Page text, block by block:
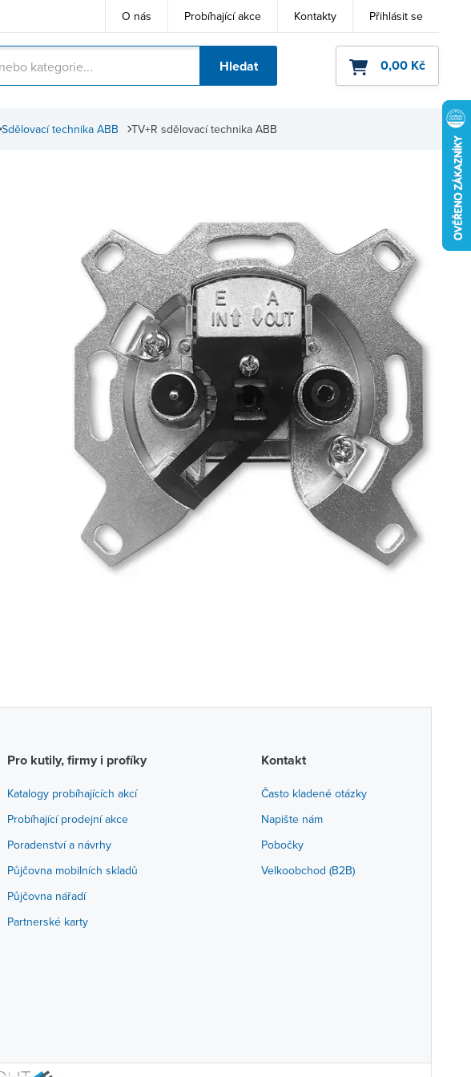
O nás Probíhající akce Kontakty Přihlásit se
Hledat 0,00 Kč
TV+R sdělovací technika ABB
Sdělovací technika ABB
Pro kutily, firmy i profíky
Katalogy probíhajících akcí
Probíhající prodejní akce
Poradenství a návrhy
Půjčovna mobilních skladů
Půjčovna nářadí
Partnerské karty
Kontakt
Často kladené otázky
Napište nám
Pobočky
Velkoobchod (B2B)